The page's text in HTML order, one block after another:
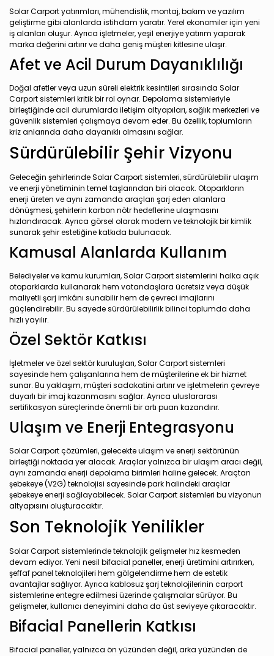
Solar Carport yatırımları, mühendislik, montaj, bakım ve yazılım
geliştirme gibi alanlarda istihdam yaratır. Yerel ekonomiler için yeni
iş alanları oluşur. Ayrıca işletmeler, yeşil enerjiye yatırım yaparak
marka değerini artırır ve daha geniş müşteri kitlesine ulaşır.
Afet ve Acil Durum Dayanıklılığı
Doğal afetler veya uzun süreli elektrik kesintileri sırasında Solar
Carport sistemleri kritik bir rol oynar. Depolama sistemleriyle
birleştiğinde acil durumlarda iletişim altyapıları, sağlık merkezleri ve
güvenlik sistemleri çalışmaya devam eder. Bu özellik, toplumların
kriz anlarında daha dayanıklı olmasını sağlar.
Sürdürülebilir Şehir Vizyonu
Geleceğin şehirlerinde Solar Carport sistemleri, sürdürülebilir ulaşım
ve enerji yönetiminin temel taşlarından biri olacak. Otoparkların
enerji üreten ve aynı zamanda araçları şarj eden alanlara
dönüşmesi, şehirlerin karbon nötr hedeflerine ulaşmasını
hızlandıracak. Ayrıca görsel olarak modern ve teknolojik bir kimlik
sunarak şehir estetiğine katkıda bulunacak.
Kamusal Alanlarda Kullanım
Belediyeler ve kamu kurumları, Solar Carport sistemlerini halka açık
otoparklarda kullanarak hem vatandaşlara ücretsiz veya düşük
maliyetli şarj imkânı sunabilir hem de çevreci imajlarını
güçlendirebilir. Bu sayede sürdürülebilirlik bilinci toplumda daha
hızlı yayılır.
Özel Sektör Katkısı
İşletmeler ve özel sektör kuruluşları, Solar Carport sistemleri
sayesinde hem çalışanlarına hem de müşterilerine ek bir hizmet
sunar. Bu yaklaşım, müşteri sadakatini artırır ve işletmelerin çevreye
duyarlı bir imaj kazanmasını sağlar. Ayrıca uluslararası
sertifikasyon süreçlerinde önemli bir artı puan kazandırır.
Ulaşım ve Enerji Entegrasyonu
Solar Carport çözümleri, gelecekte ulaşım ve enerji sektörünün
birleştiği noktada yer alacak. Araçlar yalnızca bir ulaşım aracı değil,
aynı zamanda enerji depolama birimleri haline gelecek. Araçtan
şebekeye (V2G) teknolojisi sayesinde park halindeki araçlar
şebekeye enerji sağlayabilecek. Solar Carport sistemleri bu vizyonun
altyapısını oluşturacaktır.
Son Teknolojik Yenilikler
Solar Carport sistemlerinde teknolojik gelişmeler hız kesmeden
devam ediyor. Yeni nesil bifacial paneller, enerji üretimini artırırken,
şeffaf panel teknolojileri hem gölgelendirme hem de estetik
avantajlar sağlıyor. Ayrıca kablosuz şarj teknolojilerinin carport
sistemlerine entegre edilmesi üzerinde çalışmalar sürüyor. Bu
gelişmeler, kullanıcı deneyimini daha da üst seviyeye çıkaracaktır.
Bifacial Panellerin Katkısı
Bifacial paneller, yalnızca ön yüzünden değil, arka yüzünden de